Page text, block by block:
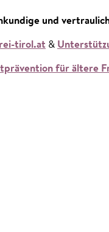
und
tirol.at &
für ältere